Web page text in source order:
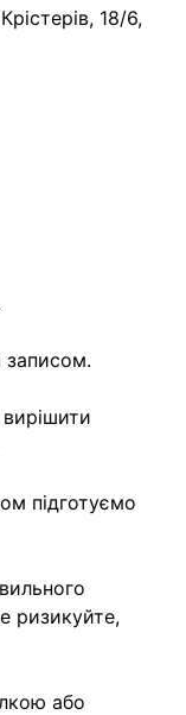
18/6,
підготуємо
ризикуйте,
або